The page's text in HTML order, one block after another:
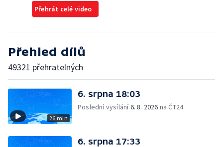
Přehrát celé video
Přehled dílů
49321 přehratelných
26 min
6. srpna 18:03
Poslední vysílání6. 8. 2026 na ČT24
6. srpna 17:33